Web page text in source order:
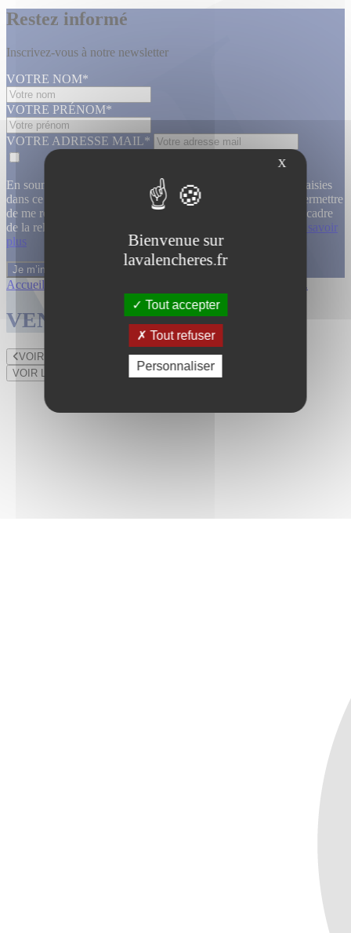
Restez informé
Inscrivez-vous à notre newsletter
VOTRE NOM*
VOTRE PRÉNOM*
VOTRE ADRESSE MAIL*
En soumettant ce formulaire, j’accepte que les informations saisies
dans ce formulaire soient utilisées, exploitées, traitées pour permettre
de me recontacter, pour m’envoyer des informations, dans le cadre
de la relation commerciale qui découle de cette demande.
En savoir
plus
Accueil Entier mobilier...
VENTES TERMINÉES
VOIR LE LOT PRÉCÉDENT
VOIR LE LOT SUIVANT
X
Bienvenue sur
lavalencheres.fr
Tout accepter
Tout refuser
Personnaliser